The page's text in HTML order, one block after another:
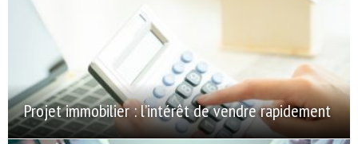
Projet immobilier : l’intérêt de vendre rapidement